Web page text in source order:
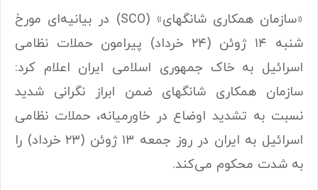
«سازمان همکاری شانگهای» (SCO) در بیانیه‌ای مورخ
شنبه ۱۴ ژوئن (۲۴ خرداد) پیرامون حملات نظامی
اسرائیل به خاک جمهوری اسلامی ایران اعلام کرد:
سازمان همکاری شانگهای ضمن ابراز نگرانی شدید
نسبت به تشدید اوضاع در خاورمیانه، حملات نظامی
اسرائیل به ایران در روز جمعه ۱۳ ژوئن (۲۳ خرداد) را
به شدت محکوم می‌کند.